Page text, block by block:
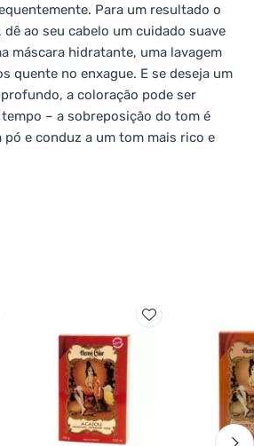
Para um resultado o
ao seu cabelo um cuidado suave
máscara hidratante, uma lavagem
quente no enxague. E se deseja um
a coloração pode ser
– a sobreposição do tom é
e conduz a um tom mais rico e